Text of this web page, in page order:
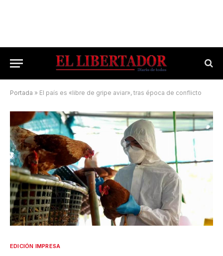
Portada » El país es «libre de gripe aviar», tras época de conflicto
EDICIÓN IMPRESA